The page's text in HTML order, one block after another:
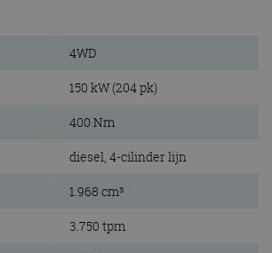
4WD
150 kW (204 pk)
400 Nm
diesel, 4-cilinder lijn
1.968 cm³
3.750 tpm